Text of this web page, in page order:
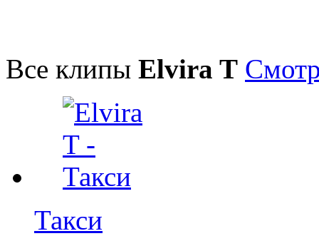
Все клипы Elvira T
Такси